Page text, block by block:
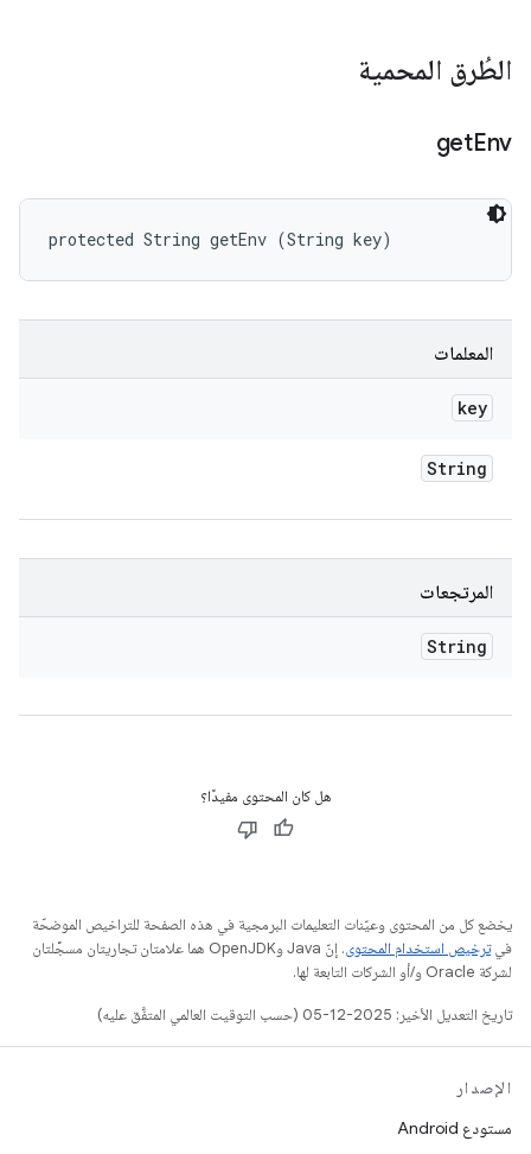
الطُرق المحمية
getEnv
protected String getEnv (String key)
المعلمات
key
String
المرتجعات
String
هل كان المحتوى مفيدًا؟
يخضع كل من المحتوى وعيّنات التعليمات البرمجية في هذه الصفحة للتراخيص الموضحّة
فيترخيص استخدام المحتوى
. إنّ Java وOpenJDK هما علامتان تجاريتان مسجَّلتان
لشركة Oracle و/أو الشركات التابعة لها.
تاريخ التعديل الأخير: 2025-12-05 (حسب التوقيت العالمي المتفَّق عليه)
الإصدار
مستودع Android